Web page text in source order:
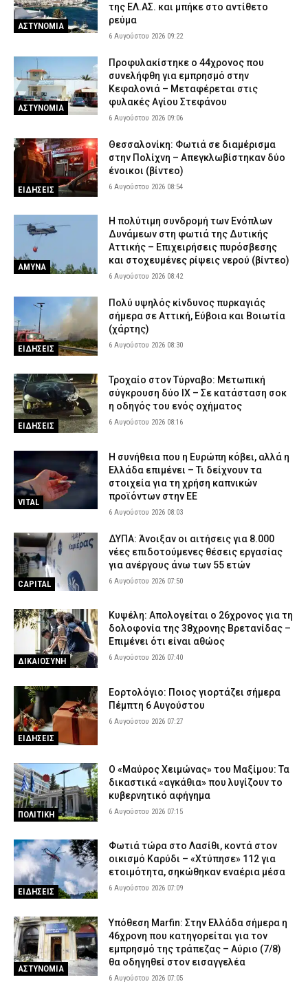
Τραγωδία στα Μάλια: Μητέρα από την Ολλανδία έχασε τη ζωή
της σε θαλάσσια εκδρομή – Σοκ για τα τρία παιδιά της
5 Αυγούστου 2026 20:08
ΑΣΤΥΝΟΜΙΑ
της ΕΛ.ΑΣ. και μπήκε στο αντίθετο
ρεύμα
6 Αυγούστου 2026 09:22
ΑΣΤΥΝΟΜΙΑ
Προφυλακίστηκε ο 44χρονος που
συνελήφθη για εμπρησμό στην
Κεφαλονιά – Μεταφέρεται στις
φυλακές Αγίου Στεφάνου
6 Αυγούστου 2026 09:06
ΕΙΔΗΣΕΙΣ
Θεσσαλονίκη: Φωτιά σε διαμέρισμα
στην Πολίχνη – Απεγκλωβίστηκαν δύο
ένοικοι (βίντεο)
6 Αυγούστου 2026 08:54
ΑΜΥΝΑ
H πολύτιμη συνδρομή των Ενόπλων
Δυνάμεων στη φωτιά της Δυτικής
Αττικής – Επιχειρήσεις πυρόσβεσης
και στοχευμένες ρίψεις νερού (βίντεο)
6 Αυγούστου 2026 08:42
ΕΙΔΗΣΕΙΣ
Πολύ υψηλός κίνδυνος πυρκαγιάς
σήμερα σε Αττική, Εύβοια και Βοιωτία
(χάρτης)
6 Αυγούστου 2026 08:30
ΕΙΔΗΣΕΙΣ
Τροχαίο στον Τύρναβο: Μετωπική
σύγκρουση δύο ΙΧ – Σε κατάσταση σοκ
η οδηγός του ενός οχήματος
6 Αυγούστου 2026 08:16
VITAL
Η συνήθεια που η Ευρώπη κόβει, αλλά η
Ελλάδα επιμένει – Τι δείχνουν τα
στοιχεία για τη χρήση καπνικών
προϊόντων στην ΕΕ
6 Αυγούστου 2026 08:03
CAPITAL
ΔΥΠΑ: Άνοιξαν οι αιτήσεις για 8.000
νέες επιδοτούμενες θέσεις εργασίας
για ανέργους άνω των 55 ετών
6 Αυγούστου 2026 07:50
ΔΙΚΑΙΟΣΥΝΗ
Κυψέλη: Απολογείται ο 26χρονος για τη
δολοφονία της 38χρονης Βρετανίδας –
Επιμένει ότι είναι αθώος
6 Αυγούστου 2026 07:40
ΕΙΔΗΣΕΙΣ
Εορτολόγιο: Ποιος γιορτάζει σήμερα
Πέμπτη 6 Αυγούστου
6 Αυγούστου 2026 07:27
ΠΟΛΙΤΙΚΗ
Ο «Μαύρος Χειμώνας» του Μαξίμου: Τα
δικαστικά «αγκάθια» που λυγίζουν το
κυβερνητικό αφήγημα
6 Αυγούστου 2026 07:15
ΕΙΔΗΣΕΙΣ
Φωτιά τώρα στο Λασίθι, κοντά στον
οικισμό Καρύδι – «Χτύπησε» 112 για
ετοιμότητα, σηκώθηκαν εναέρια μέσα
6 Αυγούστου 2026 07:09
ΑΣΤΥΝΟΜΙΑ
Υπόθεση Marfin: Στην Ελλάδα σήμερα η
46χρονη που κατηγορείται για τον
εμπρησμό της τράπεζας – Αύριο (7/8)
θα οδηγηθεί στον εισαγγελέα
6 Αυγούστου 2026 07:05